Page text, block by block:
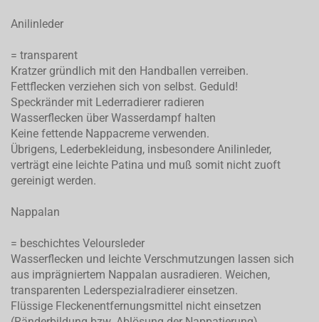
Anilinleder
= transparent
Kratzer gründlich mit den Handballen verreiben.
Fettflecken verziehen sich von selbst. Geduld!
Speckränder mit Lederradierer radieren
Wasserflecken über Wasserdampf halten
Keine fettende Nappacreme verwenden.
Übrigens, Lederbekleidung, insbesondere Anilinleder,
verträgt eine leichte Patina und muß somit nicht zuoft
gereinigt werden.
Nappalan
= beschichtes Veloursleder
Wasserflecken und leichte Verschmutzungen lassen sich
aus imprägniertem Nappalan ausradieren. Weichen,
transparenten Lederspezialradierer einsetzen.
Flüssige Fleckenentfernungsmittel nicht einsetzen